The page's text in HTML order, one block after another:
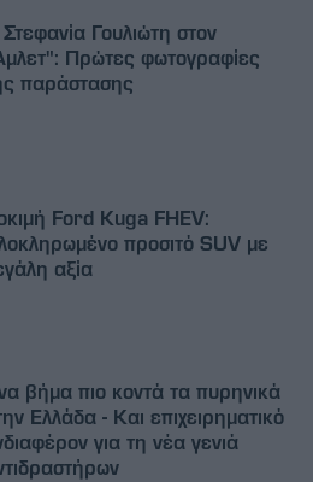
Γουλιώτη στον
Πρώτες φωτογραφίες
παράστασης
Ford Kuga FHEV:
προσιτό SUV με
αξία
βήμα πιο κοντά τα πυρηνικά
Ελλάδα - Και επιχειρηματικό
για τη νέα γενιά